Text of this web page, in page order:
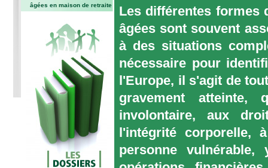
âgées en maison de retraite
Les différentes formes
âgées sont souvent
à des situations
nécessaire pour
l'Europe, il s'agit de
gravement
involontaire, aux
l'intégrité corporelle,
personne